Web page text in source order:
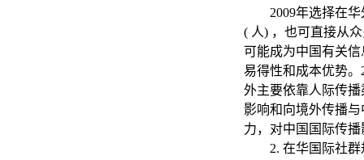
2009年选择在
( 人) ，也可直接从
可能成为中国有关
易得性和成本优势
外主要依靠人际传
影响和向境外传播
力，对中国国际传
2. 在华国际社